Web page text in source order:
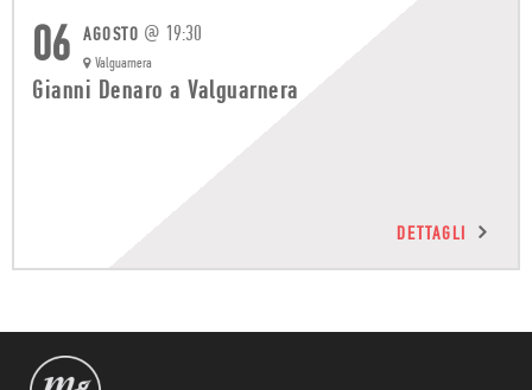
06 AGOSTO @ 19:30
Valguarnera
Gianni Denaro a Valguarnera
DETTAGLI